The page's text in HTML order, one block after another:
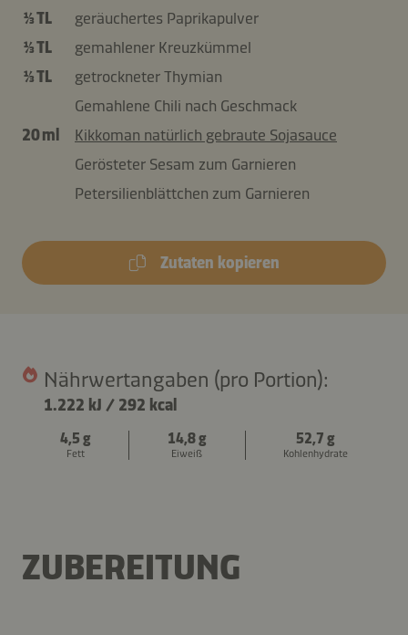
⅓ TL
geräuchertes Paprikapulver
⅓ TL
gemahlener Kreuzkümmel
⅓ TL
getrockneter Thymian
Gemahlene Chili nach Geschmack
20 ml
Kikkoman natürlich gebraute Sojasauce
Gerösteter Sesam zum Garnieren
Petersilienblättchen zum Garnieren
Zutaten kopieren
Nährwertangaben (pro Portion):
1.222 kJ / 292 kcal
4,5 g
Fett
14,8 g
Eiweiß
52,7 g
Kohlenhydrate
ZUBEREITUNG